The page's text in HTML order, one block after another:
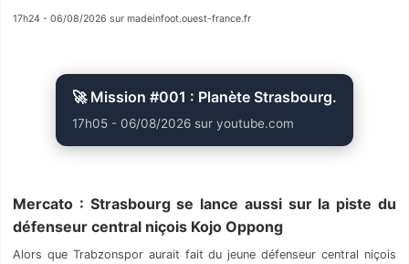
17h24 - 06/08/2026 sur madeinfoot.ouest-france.fr
🚀 Mission #001 : Planète Strasbourg.
17h05 - 06/08/2026 sur youtube.com
Mercato : Strasbourg se lance aussi sur la piste du
défenseur central niçois Kojo Oppong
Alors que Trabzonspor aurait fait du jeune défenseur central niçois